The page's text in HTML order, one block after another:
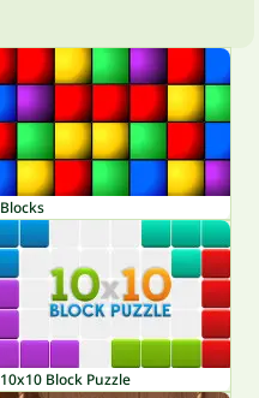
Blocks
10x10 Block Puzzle